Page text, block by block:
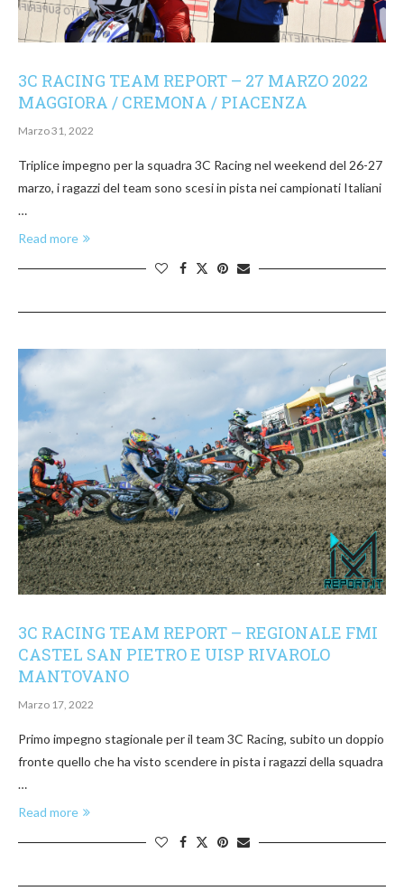
3C RACING TEAM REPORT – 27 MARZO 2022
MAGGIORA / CREMONA / PIACENZA
Marzo 31, 2022
Triplice impegno per la squadra 3C Racing nel weekend del 26-27
marzo, i ragazzi del team sono scesi in pista nei campionati Italiani
…
Read more
3C RACING TEAM REPORT – REGIONALE FMI
CASTEL SAN PIETRO E UISP RIVAROLO
MANTOVANO
Marzo 17, 2022
Primo impegno stagionale per il team 3C Racing, subito un doppio
fronte quello che ha visto scendere in pista i ragazzi della squadra
…
Read more